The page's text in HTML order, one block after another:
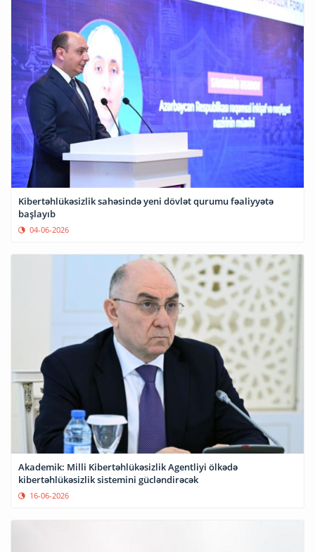
Kibertəhlükəsizlik sahəsində yeni dövlət qurumu fəaliyyətə
başlayıb
04-06-2026
Akademik: Milli Kibertəhlükəsizlik Agentliyi ölkədə
kibertəhlükəsizlik sistemini gücləndirəcək
16-06-2026